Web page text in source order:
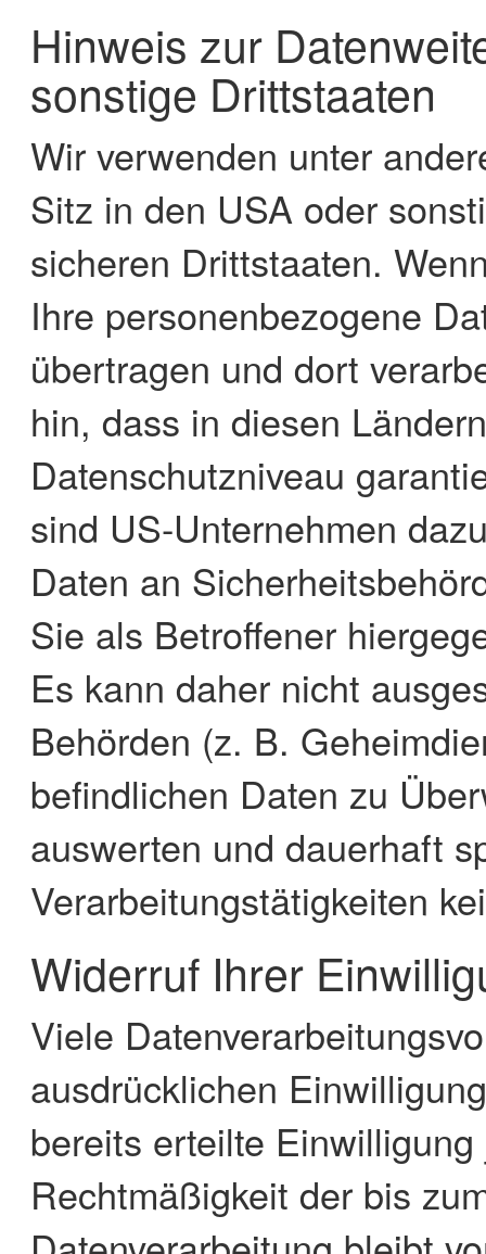
Hinweis zur
sonstige Drittstaaten
Wir verwenden unter
Sitz in den USA oder
sicheren Drittstaaten.
Ihre personenbezogene
übertragen und dort
hin, dass in diesen
Datenschutzniveau
sind US-Unternehmen
Daten an
Sie als Betroffener
Es kann daher nicht
Behörden (z. B.
befindlichen Daten zu
auswerten und dauerhaft
Verarbeitungstätigkeiten
Widerruf Ihrer
Viele
ausdrücklichen
bereits erteilte
Rechtmäßigkeit der bis